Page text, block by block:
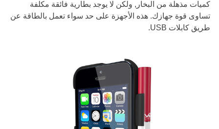
كميات مذهلة من البخار, ولكن لا يوجد بطارية فائقة مكلفة
تساوى قوة جهازك. هذه الأجهزة على حد سواء تعمل بالطاقة عن
طريق كابلات USB.